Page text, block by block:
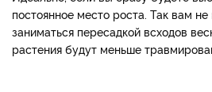
постоянное место роста. Так вам
заниматься пересадкой всходов
растения будут меньше